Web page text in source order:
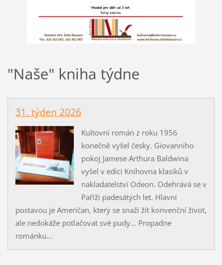
"Naše" kniha týdne
31. týden 2026
Kultovní román z roku 1956
konečně vyšel česky. Giovanniho
pokoj Jamese Arthura Baldwina
vyšel v edici Knihovna klasiků v
nakladatelství Odeon. Odehrává se v
Paříži padesátých let. Hlavní
postavou je Američan, který se snaží žít konvenční život,
ale nedokáže potlačovat své pudy... Propadne
románku...